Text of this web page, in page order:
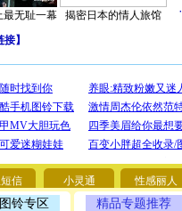
最无耻一幕 揭密日本的情人旅馆
·
接】
信 小灵通 性感丽人
铃专区 精品专题推荐